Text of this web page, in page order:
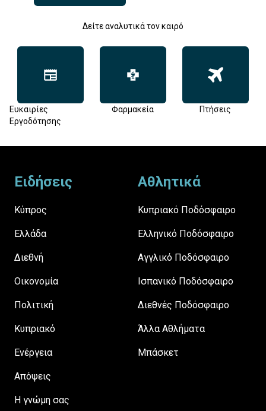
Δείτε αναλυτικά τον καιρό
Ευκαιρίες
Εργοδότησης
Φαρμακεία Πτήσεις
Ειδήσεις
Κύπρος
Ελλάδα
Διεθνή
Οικονομία
Πολιτική
Κυπριακό
Ενέργεια
Απόψεις
H γνώμη σας
Αθλητικά
Κυπριακό Ποδόσφαιρο
Ελληνικό Ποδόσφαιρο
Αγγλικό Ποδόσφαιρο
Ισπανικό Ποδόσφαιρο
Διεθνές Ποδόσφαιρο
Άλλα Αθλήματα
Μπάσκετ